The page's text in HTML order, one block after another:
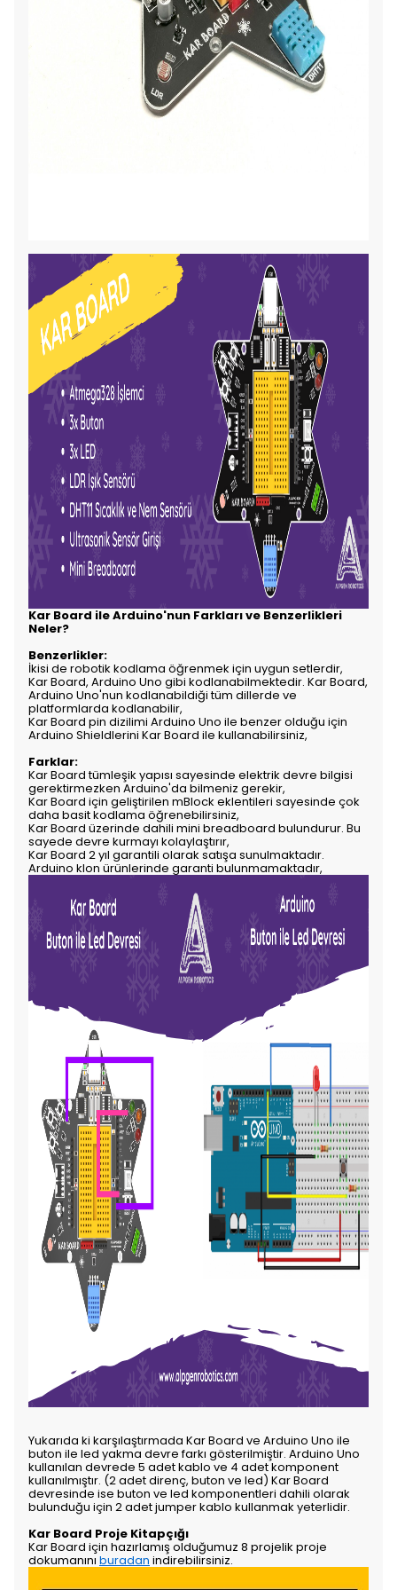
Kar Board ile Arduino'nun Farkları ve Benzerlikleri
Neler?
Benzerlikler:
İkisi de robotik kodlama öğrenmek için uygun setlerdir,
Kar Board, Arduino Uno gibi kodlanabilmektedir. Kar Board,
Arduino Uno'nun kodlanabildiği tüm dillerde ve
platformlarda kodlanabilir,
Kar Board pin dizilimi Arduino Uno ile benzer olduğu için
Arduino Shieldlerini Kar Board ile kullanabilirsiniz,
Farklar:
Kar Board tümleşik yapısı sayesinde elektrik devre bilgisi
gerektirmezken Arduino'da bilmeniz gerekir,
Kar Board için geliştirilen mBlock eklentileri sayesinde çok
daha basit kodlama öğrenebilirsiniz,
Kar Board üzerinde dahili mini breadboard bulundurur. Bu
sayede devre kurmayı kolaylaştırır,
Kar Board 2 yıl garantili olarak satışa sunulmaktadır.
Arduino klon ürünlerinde garanti bulunmamaktadır,
Yukarıda ki karşılaştırmada Kar Board ve Arduino Uno ile
buton ile led yakma devre farkı gösterilmiştir. Arduino Uno
kullanılan devrede 5 adet kablo ve 4 adet komponent
kullanılmıştır. (2 adet direnç, buton ve led) Kar Board
devresinde ise buton ve led komponentleri dahili olarak
bulunduğu için 2 adet jumper kablo kullanmak yeterlidir.
Kar Board Proje Kitapçığı
Kar Board için hazırlamış olduğumuz 8 projelik proje
dokumanını buradan indirebilirsiniz.